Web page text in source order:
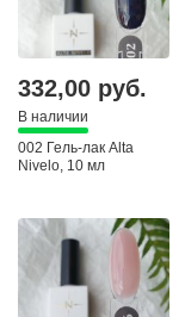
332,00 руб.
В наличии
002 Гель-лак Alta
Nivelo, 10 мл